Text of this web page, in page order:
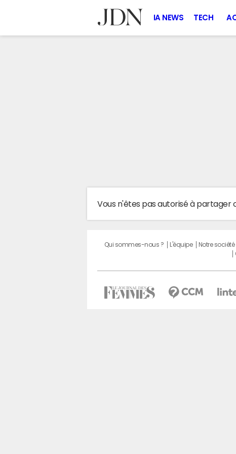
IA NEWS TECH
Vous n'êtes pas autorisé à partager
Qui sommes-nous ? L'équipe Notre société